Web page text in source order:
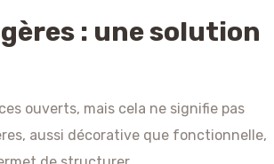
: une solution
ouverts, mais cela ne signifie pas
aussi décorative que fonctionnelle,